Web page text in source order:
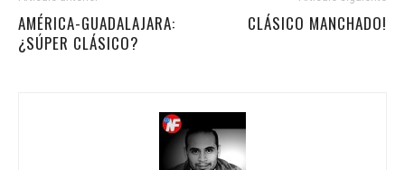
AMÉRICA-GUADALAJARA:
¿SÚPER CLÁSICO?
CLÁSICO MANCHADO!